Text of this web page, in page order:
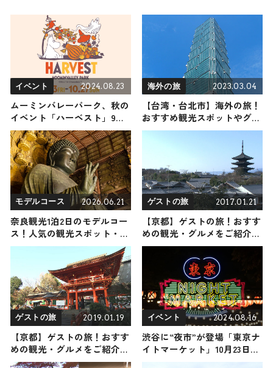
イベント 2024.08.23
ムーミンバレーパーク、秋の
イベント「ハーベスト」9月
13日より開催 新たなエリアも
登場
海外の旅 2023.03.04
【台湾・台北市】海外の旅！
おすすめ観光スポットやグル
メをリポート
モデルコース 2026.06.21
奈良観光1泊2日のモデルコー
ス！人気の観光スポット・名
所を満喫できる王道の旅程を
ゲストの旅 2017.01.21
【京都】ゲストの旅！おすす
めの観光・グルメをご紹介
2017年1月21日放送
ゲストの旅 2019.01.19
【京都】ゲストの旅！おすす
めの観光・グルメをご紹介
2019年1月19日放送
イベント 2024.08.16
渋谷に“夜市”が登場「東京ナ
イトマーケット」10月23日よ